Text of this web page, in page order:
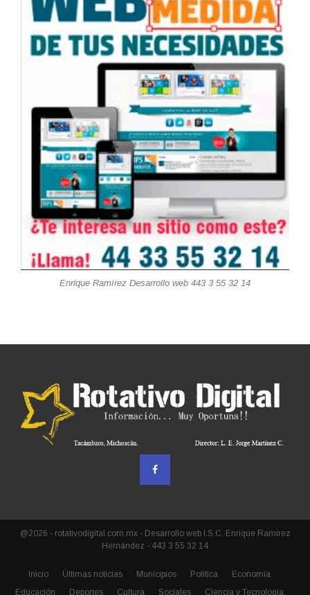
Enrique Ramírez Desarrollo web 443 3 55 32 14
@2026 - rotativodigital.com.mx - Desarrollo web I.S.C. Enrique Ramírez
Hernández - 443 3 55 32 14
Inicio Últimas noticias Municipios Política
Economía
Educación
Deportes Cultura Sociales Ciencia y Tecnología